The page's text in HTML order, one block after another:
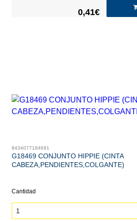
0,41€
8434077184691
G18469 CONJUNTO HIPPIE (CINTA
CABEZA,PENDIENTES,COLGANTE)
Cantidad